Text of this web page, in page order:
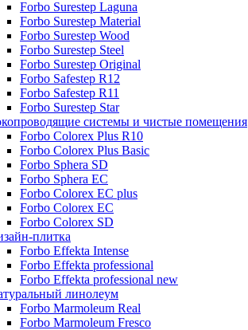
Forbo Surestep Laguna
Forbo Surestep Material
Forbo Surestep Wood
Forbo Surestep Steel
Forbo Surestep Original
Forbo Safestep R12
Forbo Safestep R11
Forbo Surestep Star
системы и чистые помещения
Forbo Colorex Plus R10
Forbo Colorex Plus Basic
Forbo Sphera SD
Forbo Sphera EC
Forbo Colorex EC plus
Forbo Colorex EC
Forbo Colorex SD
плитка
Forbo Effekta Intense
Forbo Effekta professional
Forbo Effekta professional new
линолеум
Forbo Marmoleum Real
Forbo Marmoleum Fresco